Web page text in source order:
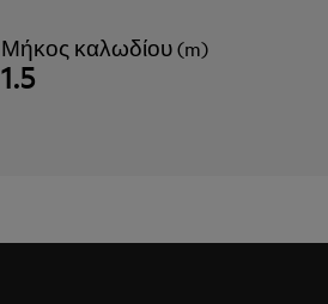
Μήκος καλωδίου (m)
1.5